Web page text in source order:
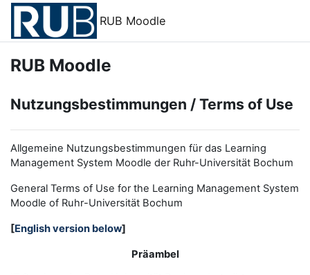
Zum Hauptinhalt
RUB Moodle
RUB Moodle
Nutzungsbestimmungen / Terms of Use
Allgemeine Nutzungsbestimmungen für das Learning
Management System Moodle der Ruhr-Universität Bochum
General Terms of Use for the Learning Management System
Moodle of Ruhr-Universität Bochum
[English version below]
Präambel